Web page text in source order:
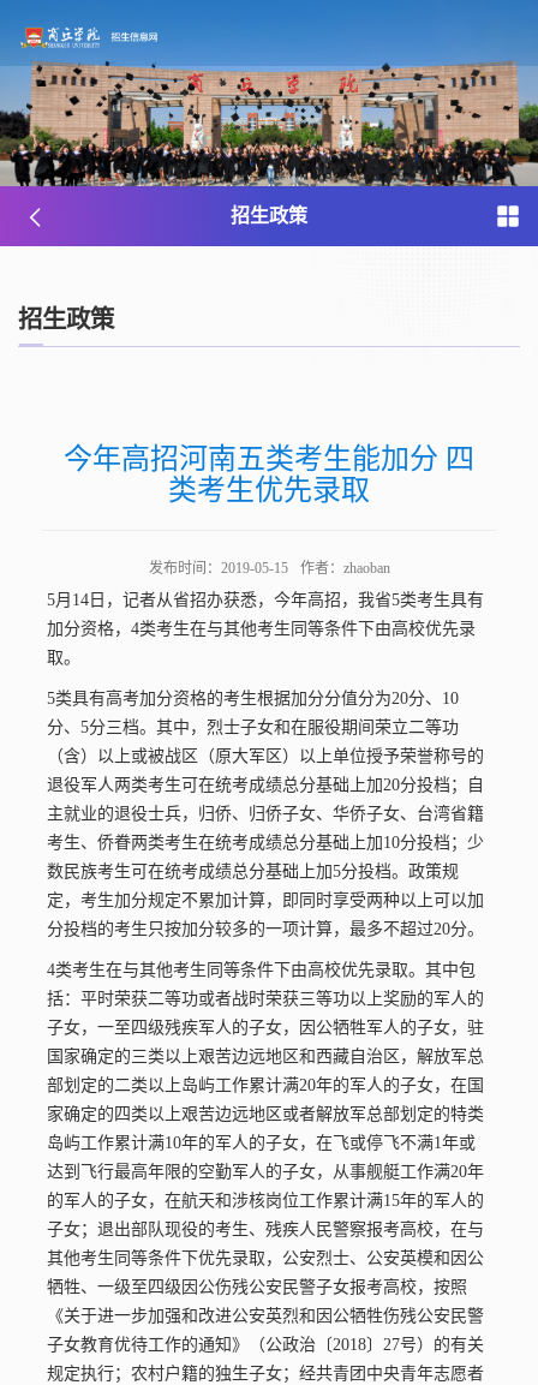
通知公告 招生资讯
外国语学院 人文学院
经济管理学院
体育学院
计算机工程学院（AI学院）
艺术与传媒学院
机械与电气信息学院 风景园林与建筑学院
招生政策
招生政策
今年高招河南五类考生能加分 四
类考生优先录取
发布时间：2019-05-15 作者：zhaoban
5月14日，记者从省招办获悉，今年高招，我省5类考生具有
加分资格，4类考生在与其他考生同等条件下由高校优先录
取。
5类具有高考加分资格的考生根据加分分值分为20分、10
分、5分三档。其中，烈士子女和在服役期间荣立二等功
（含）以上或被战区（原大军区）以上单位授予荣誉称号的
退役军人两类考生可在统考成绩总分基础上加20分投档；自
主就业的退役士兵，归侨、归侨子女、华侨子女、台湾省籍
考生、侨眷两类考生在统考成绩总分基础上加10分投档；少
数民族考生可在统考成绩总分基础上加5分投档。政策规
定，考生加分规定不累加计算，即同时享受两种以上可以加
分投档的考生只按加分较多的一项计算，最多不超过20分。
4类考生在与其他考生同等条件下由高校优先录取。其中包
括：平时荣获二等功或者战时荣获三等功以上奖励的军人的
子女，一至四级残疾军人的子女，因公牺牲军人的子女，驻
国家确定的三类以上艰苦边远地区和西藏自治区，解放军总
部划定的二类以上岛屿工作累计满20年的军人的子女，在国
家确定的四类以上艰苦边远地区或者解放军总部划定的特类
岛屿工作累计满10年的军人的子女，在飞或停飞不满1年或
达到飞行最高年限的空勤军人的子女，从事舰艇工作满20年
的军人的子女，在航天和涉核岗位工作累计满15年的军人的
子女；退出部队现役的考生、残疾人民警察报考高校，在与
其他考生同等条件下优先录取，公安烈士、公安英模和因公
牺牲、一级至四级因公伤残公安民警子女报考高校，按照
《关于进一步加强和改进公安英烈和因公牺牲伤残公安民警
子女教育优待工作的通知》（公政治〔2018〕27号）的有关
规定执行；农村户籍的独生子女；经共青团中央青年志愿者